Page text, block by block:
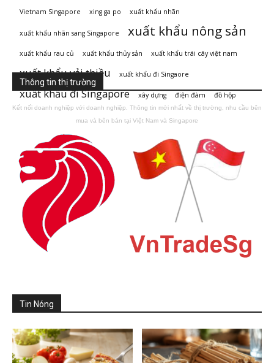
Vietnam Singapore xing ga po xuất khẩu nhãn
xuất khẩu nhãn sang Singapore xuất khẩu nông sản
xuất khẩu rau củ xuất khẩu thủy sản xuất khẩu trái cây việt nam
xuất khẩu vải thiều xuất khẩu đi Singaore
xuất khẩu đi Singapore xây dựng điện đàm đồ hộp
Thông tin thị trường
Kết nối doanh nghiệp với doanh nghiệp. Thông tin mới nhất về thị trường, nhu cầu bên
mua và bên bán tại Việt Nam và Singapore
Tin Nóng